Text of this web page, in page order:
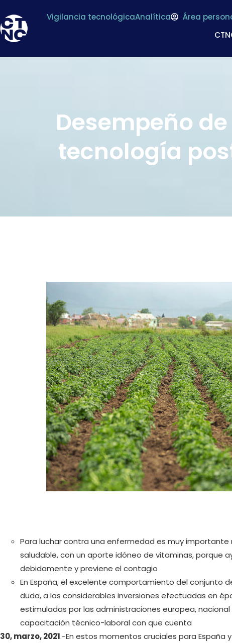
Vigilancia tecnológicaAnalítica
Área
Desempeño
tecnología
Para luchar contra una enfermedad es muy
saludable, con un aporte idóneo de vitaminas, porque
debidamente y previene el contagio
En España, el excelente comportamiento del conjunto
duda, a las considerables inversiones efectuadas en
estimuladas por las administraciones europea,
capacitación técnico-laboral con que cuenta
30, marzo, 2021.-En estos momentos cruciales para